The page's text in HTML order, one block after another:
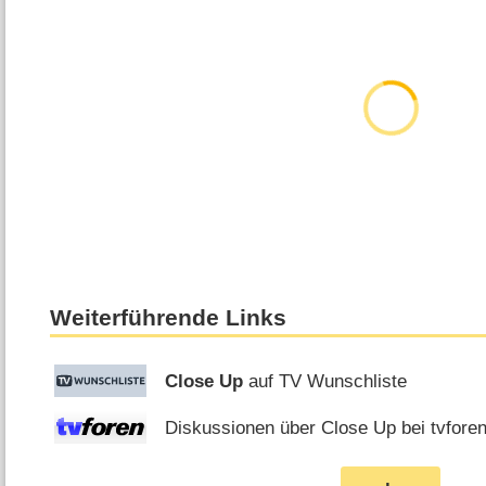
Weiterführende Links
Close Up auf TV Wunschliste
Diskussionen über Close Up bei